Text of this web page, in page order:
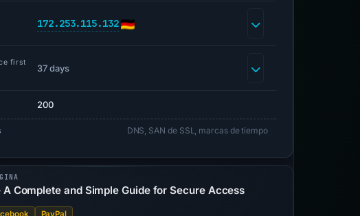
172.253.115.132
first
37 days
200
DNS, SAN de SSL, marcas de tiempo
A Complete and Simple Guide for Secure Access
PayPal